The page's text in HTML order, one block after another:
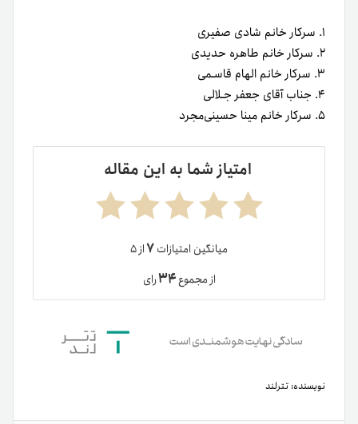
۱. سرکار خانم شادی صفیری
۲. سرکار خانم طاهره حدیدی
۳. سرکار خانم الهام قاسـمی
۴. جناب آقای جعفر جـلالی
۵. سرکار خانم مینا حسینی‌مجرد
امتیاز شما به این مقاله
میانگین امتیازات۷از ۵
از مجموع۳۴رای
نویسنده: تترلند